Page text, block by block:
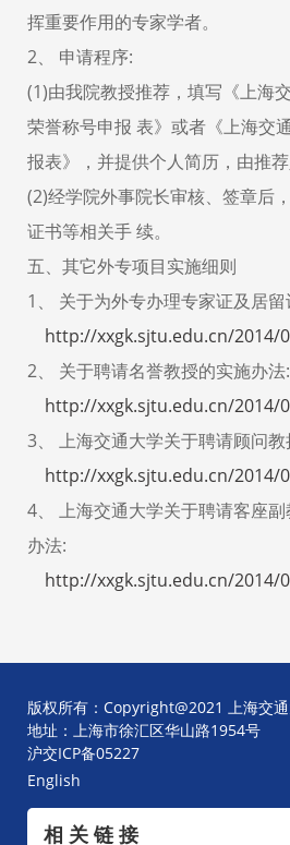
挥重要作用的专家学者。
2、 申请程序:
(1)由我院教授推荐，填写《上海
荣誉称号申报 表》或者《上海交
报表》，并提供个人简历，由推
(2)经学院外事院长审核、签章后
证书等相关手 续。
五、其它外专项目实施细则
1、 关于为外专办理专家证及居
http://xxgk.sjtu.edu.cn/2014/
2、 关于聘请名誉教授的实施办法:
http://xxgk.sjtu.edu.cn/2014/
3、 上海交通大学关于聘请顾问
http://xxgk.sjtu.edu.cn/2014/
4、 上海交通大学关于聘请客座
办法:
http://xxgk.sjtu.edu.cn/2014/
版权所有：Copyright@2021 上海交
地址：上海市徐汇区华山路1954号
沪交ICP备05227
English
相 关 链 接